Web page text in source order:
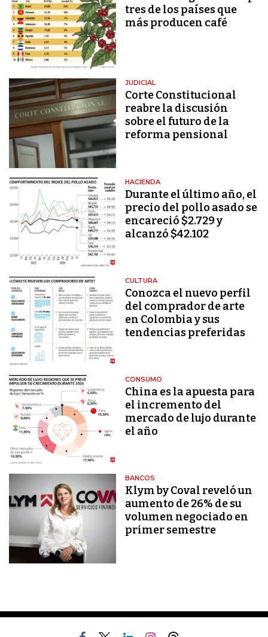
tres de los países que
más producen café
JUDICIAL
Corte Constitucional
reabre la discusión
sobre el futuro de la
reforma pensional
HACIENDA
Durante el último año, el
precio del pollo asado se
encareció $2.729 y
alcanzó $42.102
CULTURA
Conozca el nuevo perfil
del comprador de arte
en Colombia y sus
tendencias preferidas
CONSUMO
China es la apuesta para
el incremento del
mercado de lujo durante
el año
BANCOS
Klym by Coval reveló un
aumento de 26% de su
volumen negociado en
primer semestre